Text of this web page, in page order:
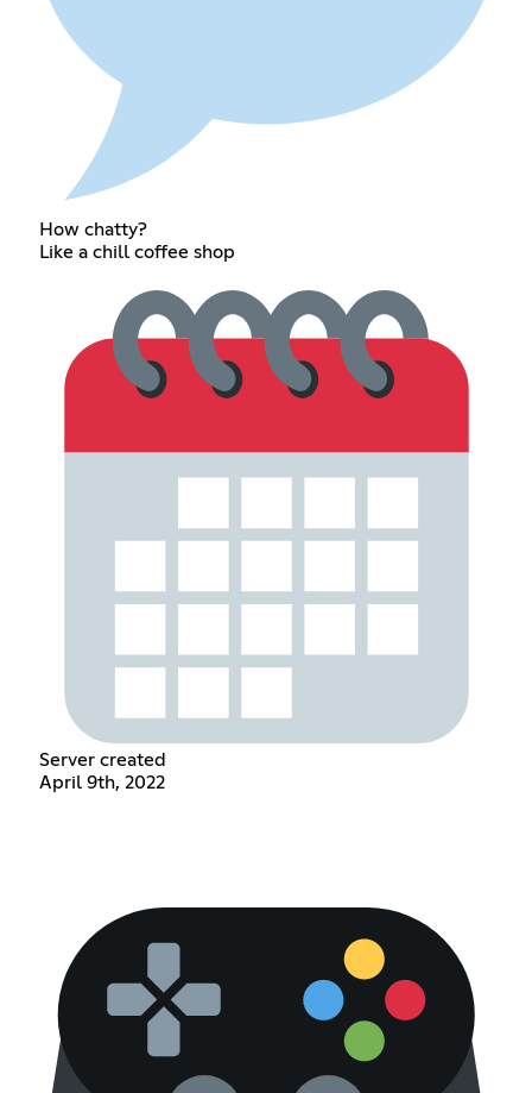
How chatty?
Like a chill coffee shop
Server created
April 9th, 2022